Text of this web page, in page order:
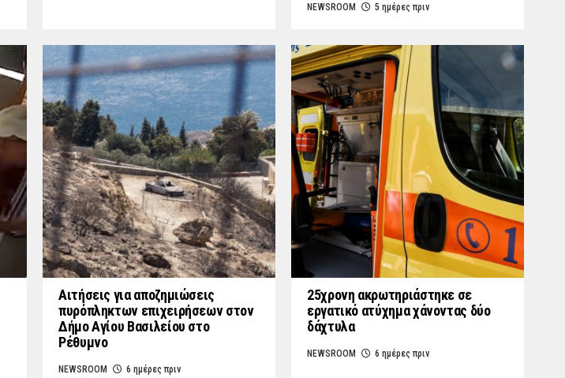
NEWSROOM 5 ημέρες πριν
Αιτήσεις για αποζημιώσεις
πυρόπληκτων επιχειρήσεων στον
Δήμο Αγίου Βασιλείου στο
Ρέθυμνο
NEWSROOM 6 ημέρες πριν
25χρονη ακρωτηριάστηκε σε
εργατικό ατύχημα χάνοντας δύο
δάχτυλα
NEWSROOM 6 ημέρες πριν